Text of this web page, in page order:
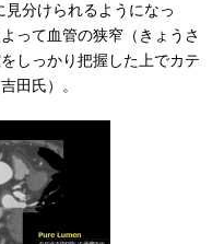
分けられるようになっ
って血管の狭窄（きょうさ
しっかり把握した上でカテ
田氏）。